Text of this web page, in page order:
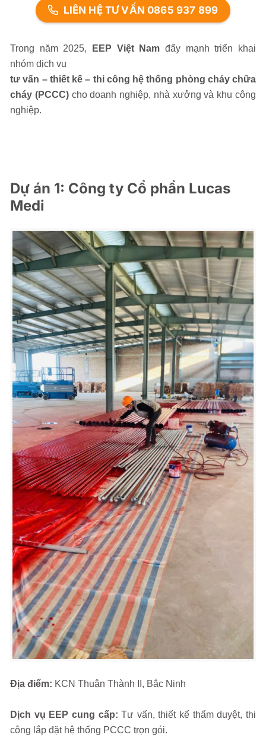
LIÊN HỆ TƯ VẤN 0865 937 899
Trong năm 2025, EEP Việt Nam đẩy mạnh triển khai
nhóm dịch vụ
tư vấn – thiết kế – thi công hệ thống phòng cháy chữa
cháy (PCCC)cho doanh nghiệp, nhà xưởng và khu công
nghiệp.
Dự án 1: Công ty Cổ phần Lucas
Medi
Địa điểm: KCN Thuận Thành II, Bắc Ninh
Dịch vụ EEP cung cấp: Tư vấn, thiết kế thẩm duyệt, thi
công lắp đặt hệ thống PCCC trọn gói.